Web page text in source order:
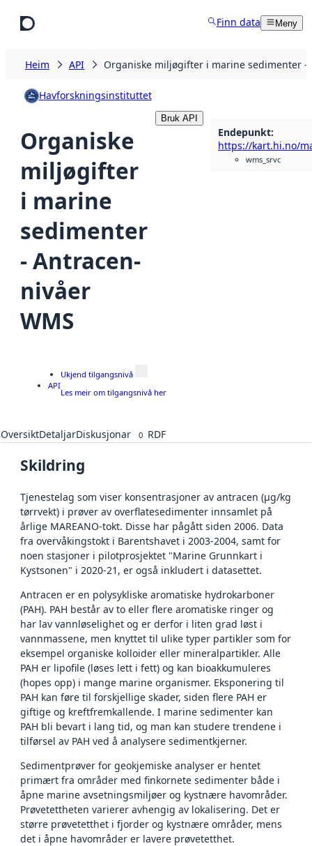
Finn data Meny
Heim API Organiske miljøgifter i marine sedimenter -
Havforskningsinstituttet
Organiske
miljøgifter
i marine
sedimenter
- Antracen-
nivåer
WMS
Bruk API
Endepunkt:
wms_srvc
API
Ukjend tilgangsnivå
Les meir om tilgangsnivå her
OversiktDetaljarDiskusjonar 0 RDF
Skildring
Tjenestelag som viser konsentrasjoner av antracen (µg/kg
tørrvekt) i prøver av overflatesedimenter innsamlet på
årlige MAREANO-tokt. Disse har pågått siden 2006. Data
fra overvåkingstokt i Barentshavet i 2003-2004, samt for
noen stasjoner i pilotprosjektet "Marine Grunnkart i
Kystsonen" i 2020-21, er også inkludert i datasettet.
Antracen er en polysykliske aromatiske hydrokarboner
(PAH). PAH består av to eller flere aromatiske ringer og
har lav vannløselighet og er derfor i liten grad løst i
vannmassene, men knyttet til ulike typer partikler som for
eksempel organiske kolloider eller mineralpartikler. Alle
PAH er lipofile (løses lett i fett) og kan bioakkumuleres
(hopes opp) i mange marine organismer. Eksponering til
PAH kan føre til forskjellige skader, siden flere PAH er
giftige og kreftfremkallende. I marine sedimenter kan
PAH bli bevart i lang tid, og man kan studere trendene i
tilførsel av PAH ved å analysere sedimentkjerner.
Sedimentprøver for geokjemiske analyser er hentet
primært fra områder med finkornete sedimenter både i
åpne marine avsetningsmiljøer og kystnære havområder.
Prøvetettheten varierer avhengig av lokalisering. Det er
større prøvetetthet i fjorder og kystnære områder, mens
det i åpne havområder er lavere prøvetetthet.